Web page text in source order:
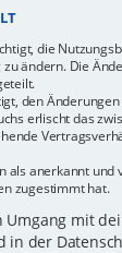
die
ändern. Die
den
erlischt das
als anerkannt und
zugestimmt hat.
mit
in der